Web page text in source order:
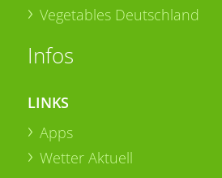
Vegetables Deutschland
Infos
LINKS
Apps
Wetter Aktuell